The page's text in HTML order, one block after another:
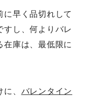
に早く品切れして
すし、何よりバレ
在庫は、最低限に
、 バレンタイン